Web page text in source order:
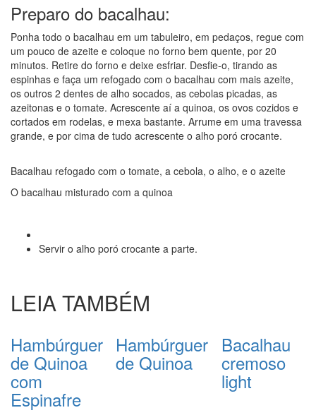
Preparo do bacalhau:
Ponha todo o bacalhau em um tabuleiro, em pedaços, regue com
um pouco de azeite e coloque no forno bem quente, por 20
minutos. Retire do forno e deixe esfriar. Desfie-o, tirando as
espinhas e faça um refogado com o bacalhau com mais azeite,
os outros 2 dentes de alho socados, as cebolas picadas, as
azeitonas e o tomate. Acrescente aí a quinoa, os ovos cozidos e
cortados em rodelas, e mexa bastante. Arrume em uma travessa
grande, e por cima de tudo acrescente o alho poró crocante.
Bacalhau refogado com o tomate, a cebola, o alho, e o azeite
O bacalhau misturado com a quinoa
Servir o alho poró crocante a parte.
LEIA TAMBÉM
Hambúrguer
de Quinoa
com
Espinafre
Hambúrguer
de Quinoa
Bacalhau
cremoso
light